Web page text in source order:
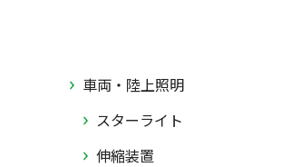
車両・陸上照明
スターライト
伸縮装置